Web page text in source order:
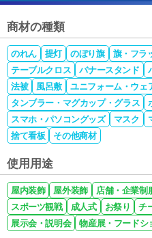
商材の種類
のれん 提灯 のぼり旗 旗・フラ
テーブルクロス
バナースタンド
法被
風呂敷 ユニフォーム・ウェ
タンブラー・マグカップ・グラス
スマホ・パソコングッズ
マスク
捨て看板
その他商材
使用用途
屋内装飾 屋外装飾 店舗・企業制
スポーツ観戦
成人式 お祭り チ
展示会・説明会
物産展・フードシ